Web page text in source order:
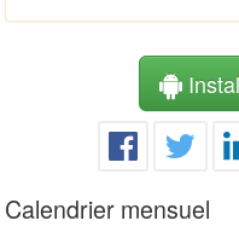
Calendrier mensuel